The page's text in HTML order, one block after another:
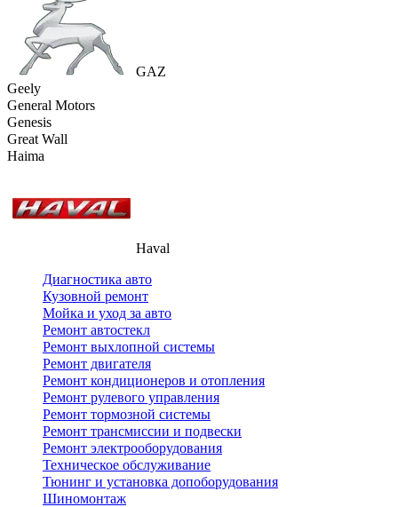
GAZ
Geely
General Motors
Genesis
Great Wall
Haima
Haval
Диагностика авто
Кузовной ремонт
Мойка и уход за авто
Ремонт автостекл
Ремонт выхлопной системы
Ремонт двигателя
Ремонт кондиционеров и отопления
Ремонт рулевого управления
Ремонт тормозной системы
Ремонт трансмиссии и подвески
Ремонт электрооборудования
Техническое обслуживание
Тюнинг и установка допоборудования
Шиномонтаж